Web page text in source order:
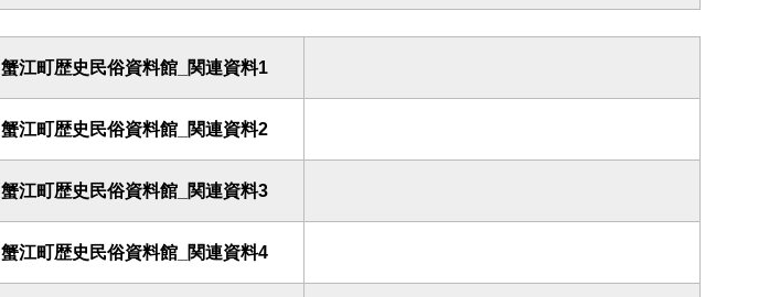
蟹江町歴史民俗資料館_関連資料1
蟹江町歴史民俗資料館_関連資料2
蟹江町歴史民俗資料館_関連資料3
蟹江町歴史民俗資料館_関連資料4